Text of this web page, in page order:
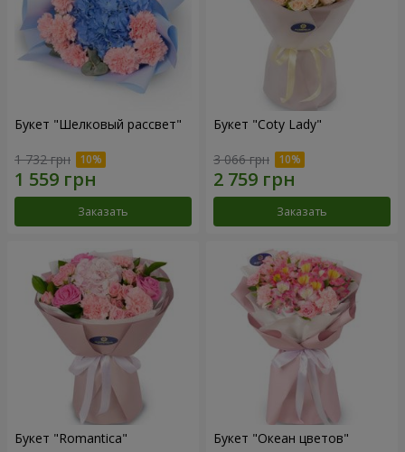
Букет "Шелковый рассвет"
1 732 грн
Заказать
Букет "Coty Lady"
3 066 грн
Заказать
Букет "Romantica" Букет "Океан цветов"